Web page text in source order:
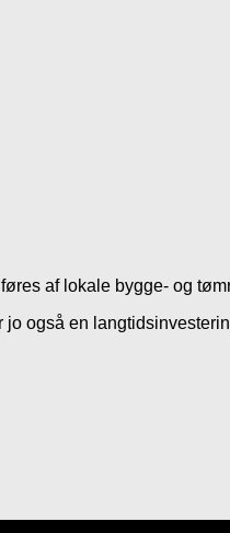
af lokale bygge- og
også en